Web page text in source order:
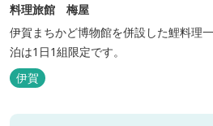
料理旅館 梅屋
伊賀まちかど博物館を併設した鯉料理
泊は1日1組限定です。
伊賀